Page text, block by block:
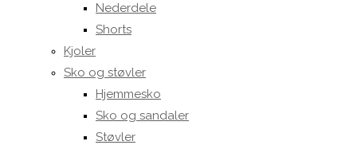
Nederdele
Shorts
Kjoler
Sko og støvler
Hjemmesko
Sko og sandaler
Støvler